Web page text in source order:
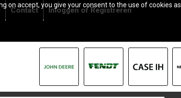
on accept, you give your consent to the use of cookies
Contact InloggenofRegistreren